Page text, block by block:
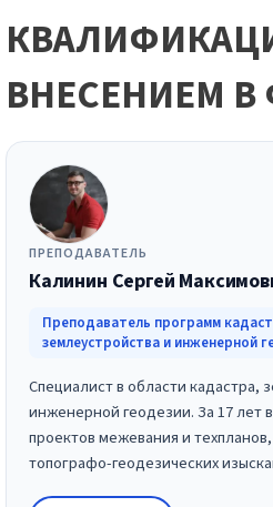
ВНЕСЕНИЕМ В
ПРЕПОДАВАТЕЛЬ
Калинин Сергей
Преподаватель программ
землеустройства и инженерной
Специалист в области кадастра,
инженерной геодезии. За 17 лет
проектов межевания и
топографо-геодезических